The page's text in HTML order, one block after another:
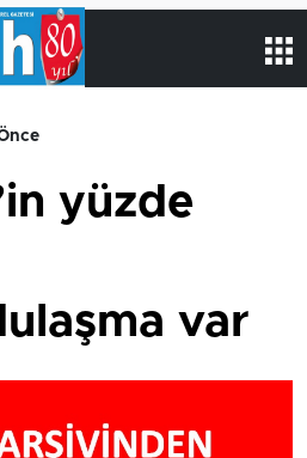
yüzde
var